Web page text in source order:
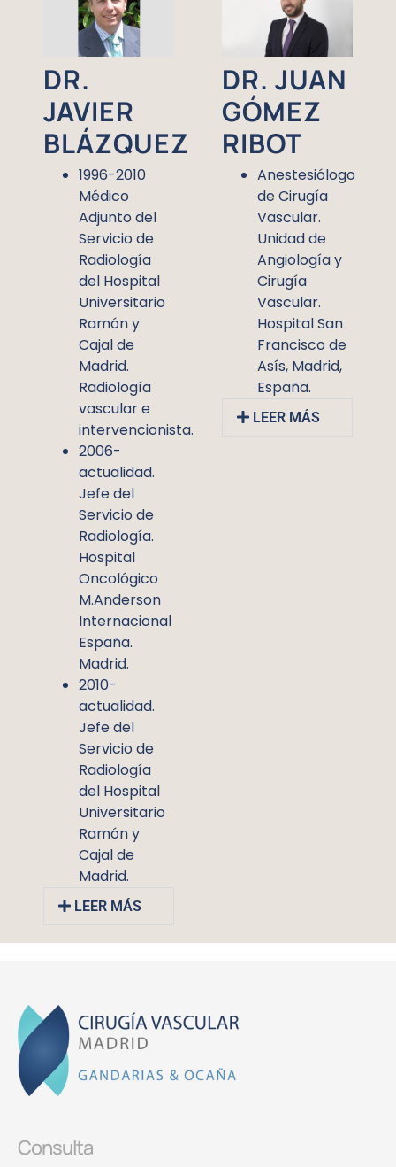
DR.
JAVIER
BLÁZQUEZ
1996-2010
Médico
Adjunto del
Servicio de
Radiología
del Hospital
Universitario
Ramón y
Cajal de
Madrid.
Radiología
vascular e
intervencionista.
2006-
actualidad.
Jefe del
Servicio de
Radiología.
Hospital
Oncológico
M.Anderson
Internacional
España.
Madrid.
2010-
actualidad.
Jefe del
Servicio de
Radiología
del Hospital
Universitario
Ramón y
Cajal de
Madrid.
LEER MÁS
DR. JUAN
GÓMEZ
RIBOT
Anestesiólogo
de Cirugía
Vascular.
Unidad de
Angiología y
Cirugía
Vascular.
Hospital San
Francisco de
Asís, Madrid,
España.
LEER MÁS
Consulta